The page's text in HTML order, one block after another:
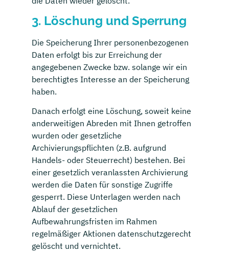
3. Löschung und Sperrung
Die Speicherung Ihrer personenbezogenen
Daten erfolgt bis zur Erreichung der
angegebenen Zwecke bzw. solange wir ein
berechtigtes Interesse an der Speicherung
haben.
Danach erfolgt eine Löschung, soweit keine
anderweitigen Abreden mit Ihnen getroffen
wurden oder gesetzliche
Archivierungspflichten (z.B. aufgrund
Handels- oder Steuerrecht) bestehen. Bei
einer gesetzlich veranlassten Archivierung
werden die Daten für sonstige Zugriffe
gesperrt. Diese Unterlagen werden nach
Ablauf der gesetzlichen
Aufbewahrungsfristen im Rahmen
regelmäßiger Aktionen datenschutzgerecht
gelöscht und vernichtet.